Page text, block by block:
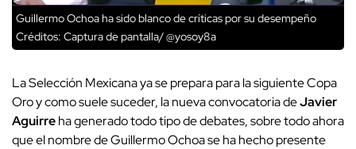
Guillermo Ochoa ha sido blanco de críticas por su desempeño
Créditos: Captura de pantalla/ @yosoy8a
La Selección Mexicana ya se prepara para la siguiente Copa
Oro y como suele suceder, la nueva convocatoria deJavier
Aguirreha generado todo tipo de debates, sobre todo ahora
que el nombre de Guillermo Ochoa se ha hecho presente